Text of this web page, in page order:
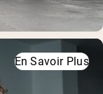
En Savoir Plus